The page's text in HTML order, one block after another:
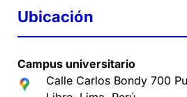
Ubicación
Campus universitario
Calle Carlos Bondy 700